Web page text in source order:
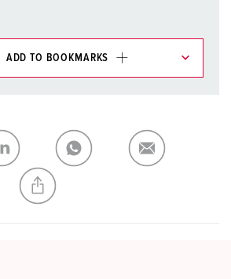
ADD TO BOOKMARKS
ADD
CREATE A NEW LIST